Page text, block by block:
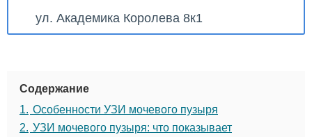
ул. Академика Королева 8к1
Содержание
1. Особенности УЗИ мочевого пузыря
2. УЗИ мочевого пузыря: что показывает